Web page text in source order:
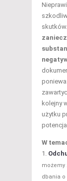
kolejny
użytku
W
możemy
dbania o